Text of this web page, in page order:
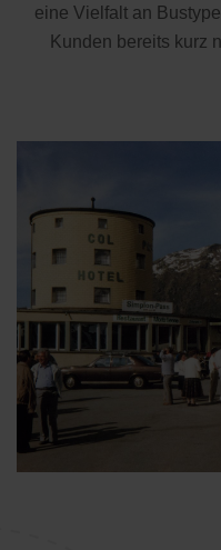
eine Vielfalt an
Kunden bereits kurz